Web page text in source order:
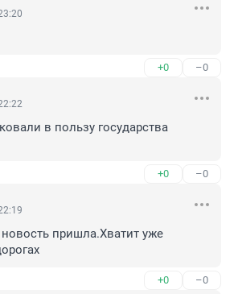
+0 –0
в пользу государства
+0 –0
пришла.Хватит уже
+0 –0